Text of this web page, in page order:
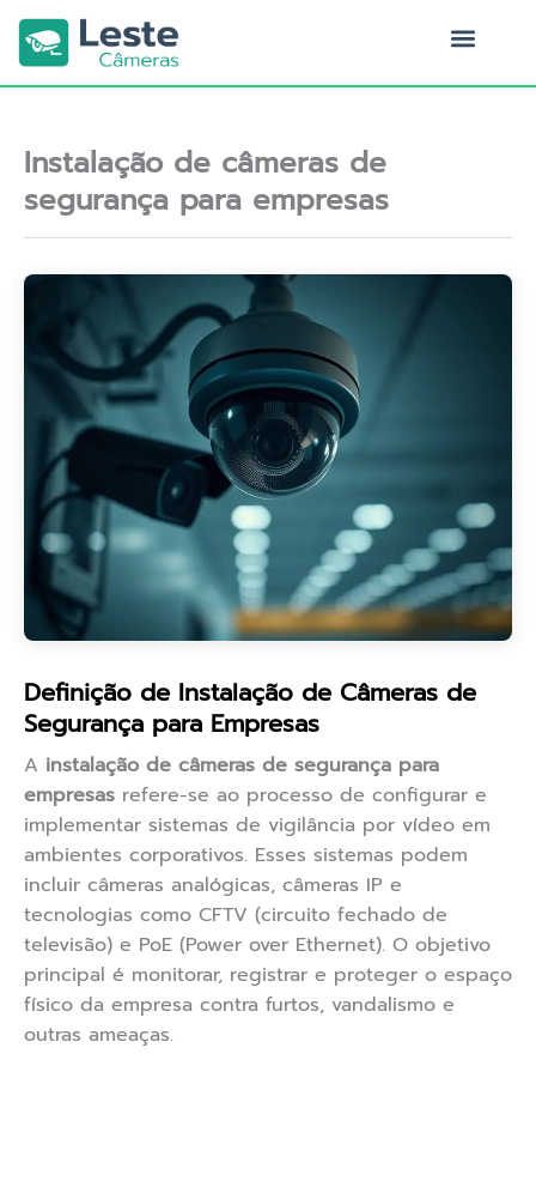
para
conteúdo
Instalação de câmeras de
segurança para empresas
Definição de Instalação de Câmeras de
Segurança para Empresas
A instalação de câmeras de segurança para
empresas refere-se ao processo de configurar e
implementar sistemas de vigilância por vídeo em
ambientes corporativos. Esses sistemas podem
incluir câmeras analógicas, câmeras IP e
tecnologias como CFTV (circuito fechado de
televisão) e PoE (Power over Ethernet). O objetivo
principal é monitorar, registrar e proteger o espaço
físico da empresa contra furtos, vandalismo e
outras ameaças.